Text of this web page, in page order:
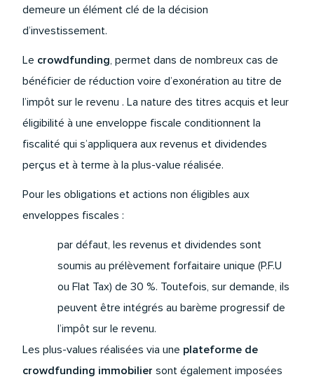
demeure un élément clé de la décision
d’investissement.
Le crowdfunding, permet dans de nombreux cas de
bénéficier de réduction voire d’exonération au titre de
l’impôt sur le revenu . La nature des titres acquis et leur
éligibilité à une enveloppe fiscale conditionnent la
fiscalité qui s’appliquera aux revenus et dividendes
perçus et à terme à la plus-value réalisée.
Pour les obligations et actions non éligibles aux
enveloppes fiscales :
par défaut, les revenus et dividendes sont
soumis au prélèvement forfaitaire unique (P.F.U
ou Flat Tax) de 30 %. Toutefois, sur demande, ils
peuvent être intégrés au barème progressif de
l’impôt sur le revenu.
Les plus-values réalisées via une plateforme de
crowdfunding immobilier sont également imposées